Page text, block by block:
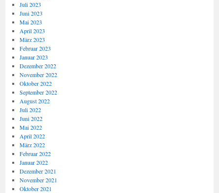
Juli 2023
Juni 2023
Mai 2023
April 2023
März 2023
Februar 2023
Januar 2023
Dezember 2022
November 2022
Oktober 2022
September 2022
August 2022
Juli 2022
Juni 2022
Mai 2022
April 2022
März 2022
Februar 2022
Januar 2022
Dezember 2021
November 2021
Oktober 2021